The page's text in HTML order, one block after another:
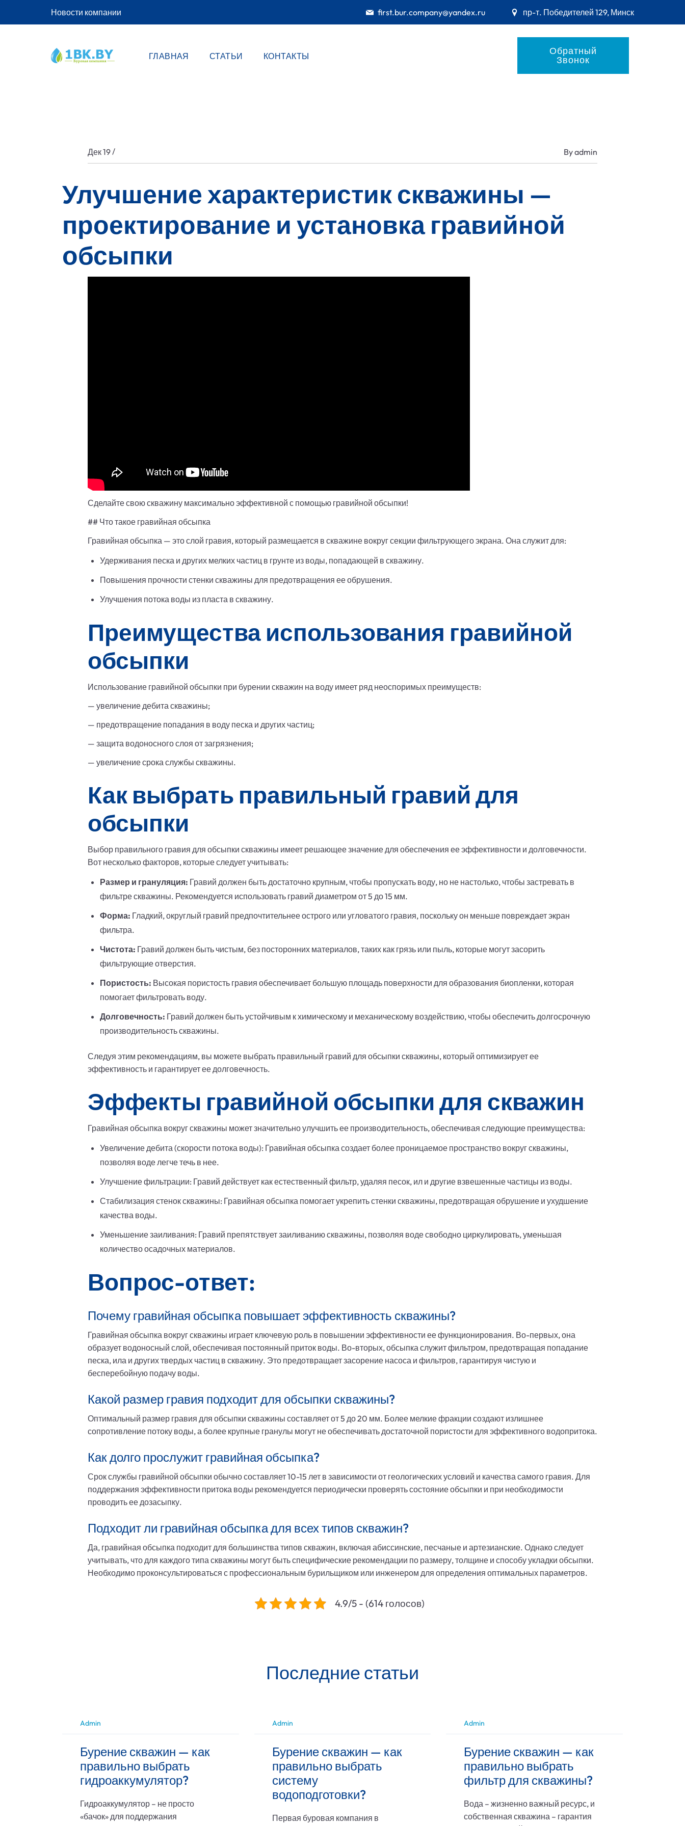
Новости компании first.bur.company@yandex.ru пр-т. Победителей 129, Минск
ГЛАВНАЯ СТАТЬИ КОНТАКТЫ Обратный
Звонок
Дек 19/ Byadmin
Улучшение характеристик скважины —
проектирование и установка гравийной
обсыпки
Сделайте свою скважину максимально эффективной с помощью гравийной обсыпки!
## Что такое гравийная обсыпка
Гравийная обсыпка — это слой гравия, который размещается в скважине вокруг секции фильтрующего экрана. Она служит для:
Удерживания песка и других мелких частиц в грунте из воды, попадающей в скважину.
Повышения прочности стенки скважины для предотвращения ее обрушения.
Улучшения потока воды из пласта в скважину.
Преимущества использования гравийной
обсыпки
Использование гравийной обсыпки при бурении скважин на воду имеет ряд неоспоримых преимуществ:
— увеличение дебита скважины;
— предотвращение попадания в воду песка и других частиц;
— защита водоносного слоя от загрязнения;
— увеличение срока службы скважины.
Как выбрать правильный гравий для
обсыпки
Выбор правильного гравия для обсыпки скважины имеет решающее значение для обеспечения ее эффективности и долговечности.
Вот несколько факторов, которые следует учитывать:
Размер и грануляция: Гравий должен быть достаточно крупным, чтобы пропускать воду, но не настолько, чтобы застревать в
фильтре скважины. Рекомендуется использовать гравий диаметром от 5 до 15 мм.
Форма: Гладкий, округлый гравий предпочтительнее острого или угловатого гравия, поскольку он меньше повреждает экран
фильтра.
Чистота: Гравий должен быть чистым, без посторонних материалов, таких как грязь или пыль, которые могут засорить
фильтрующие отверстия.
Пористость: Высокая пористость гравия обеспечивает большую площадь поверхности для образования биопленки, которая
помогает фильтровать воду.
Долговечность: Гравий должен быть устойчивым к химическому и механическому воздействию, чтобы обеспечить долгосрочную
производительность скважины.
Следуя этим рекомендациям, вы можете выбрать правильный гравий для обсыпки скважины, который оптимизирует ее
эффективность и гарантирует ее долговечность.
Эффекты гравийной обсыпки для скважин
Гравийная обсыпка вокруг скважины может значительно улучшить ее производительность, обеспечивая следующие преимущества:
Увеличение дебита (скорости потока воды): Гравийная обсыпка создает более проницаемое пространство вокруг скважины,
позволяя воде легче течь в нее.
Улучшение фильтрации: Гравий действует как естественный фильтр, удаляя песок, ил и другие взвешенные частицы из воды.
Стабилизация стенок скважины: Гравийная обсыпка помогает укрепить стенки скважины, предотвращая обрушение и ухудшение
качества воды.
Уменьшение заиливания: Гравий препятствует заиливанию скважины, позволяя воде свободно циркулировать, уменьшая
количество осадочных материалов.
Вопрос-ответ:
Почему гравийная обсыпка повышает эффективность скважины?
Гравийная обсыпка вокруг скважины играет ключевую роль в повышении эффективности ее функционирования. Во-первых, она
образует водоносный слой, обеспечивая постоянный приток воды. Во-вторых, обсыпка служит фильтром, предотвращая попадание
песка, ила и других твердых частиц в скважину. Это предотвращает засорение насоса и фильтров, гарантируя чистую и
бесперебойную подачу воды.
Какой размер гравия подходит для обсыпки скважины?
Оптимальный размер гравия для обсыпки скважины составляет от 5 до 20 мм. Более мелкие фракции создают излишнее
сопротивление потоку воды, а более крупные гранулы могут не обеспечивать достаточной пористости для эффективного водопритока.
Как долго прослужит гравийная обсыпка?
Срок службы гравийной обсыпки обычно составляет 10-15 лет в зависимости от геологических условий и качества самого гравия. Для
поддержания эффективности притока воды рекомендуется периодически проверять состояние обсыпки и при необходимости
проводить ее дозасыпку.
Подходит ли гравийная обсыпка для всех типов скважин?
Да, гравийная обсыпка подходит для большинства типов скважин, включая абиссинские, песчаные и артезианские. Однако следует
учитывать, что для каждого типа скважины могут быть специфические рекомендации по размеру, толщине и способу укладки обсыпки.
Необходимо проконсультироваться с профессиональным бурильщиком или инженером для определения оптимальных параметров.
4.9/5 - (614 голосов)
Последние статьи
Admin
Бурение скважин — как
правильно выбрать
гидроаккумулятор?
Гидроаккумулятор – не просто
«бачок» для поддержания
Admin
Бурение скважин — как
правильно выбрать
систему
водоподготовки?
Первая буровая компания в
Admin
Бурение скважин — как
правильно выбрать
фильтр для скважины?
Вода – жизненно важный ресурс, и
собственная скважина – гарантия